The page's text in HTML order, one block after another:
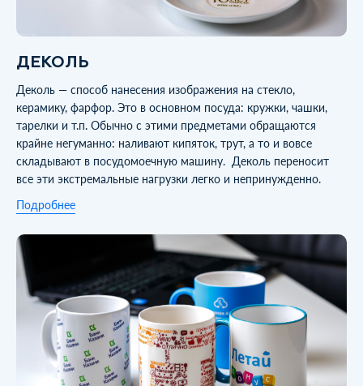
ДЕКОЛЬ
Деколь — способ нанесения изображения на стекло,
керамику, фарфор. Это в основном посуда: кружки, чашки,
тарелки и т.п. Обычно с этими предметами обращаются
крайне негуманно: наливают кипяток, трут, а то и вовсе
складывают в посудомоечную машину. Деколь переносит
все эти экстремальные нагрузки легко и непринужденно.
Подробнее